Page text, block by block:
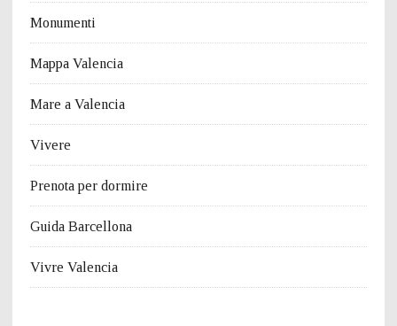
Monumenti
Mappa Valencia
Mare a Valencia
Vivere
Prenota per dormire
Guida Barcellona
Vivre Valencia